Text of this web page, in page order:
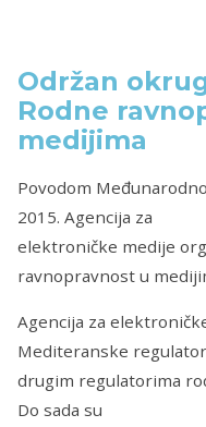
Održan
Rodne
medijima
Povodom
2015. Agencija za
elektroničke medije
ravnopravnost u
Agencija za
Mediteranske
drugim regulatorima
Do sada su